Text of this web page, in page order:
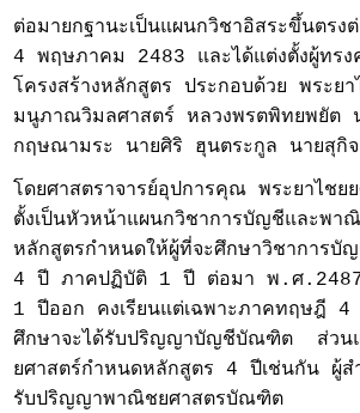
ต่อมายกฐานะเป็นแผนกวิชาอิสระขึ้นตรง
4 พฤษภาคม 2483 และได้แต่งตั้งผู้ทรง
โครงสร้างหลักสูตร ประกอบด้วย พระย
มนูภาณวิมลศาสตร์ หลวงพรตพิทยพยัต
กฤษณามระ นายศิริ ฮุนตระกูล นายสุกิ
โดยศาสตราจารย์อุปการคุณ พระยาไชย
ตั้งเป็นหัวหน้าแผนกวิชาการบัญชีและพา
หลักสูตรกำหนดให้ผู้ที่จะศึกษาวิชาการบั
4 ปี ภาคปฏิบัติ 1 ปี ต่อมา พ.ศ.2487
1 ปีออก คงเรียนแต่เฉพาะภาคทฤษฎี 4
ศึกษาจะได้รับปริญญาบัญชีบัณฑิต ส่วน
ยศาสตร์กำหนดหลักสูตร 4 ปีเช่นกัน ผู้สำ
รับปริญญาพาณิชยศาสตรบัณฑิต